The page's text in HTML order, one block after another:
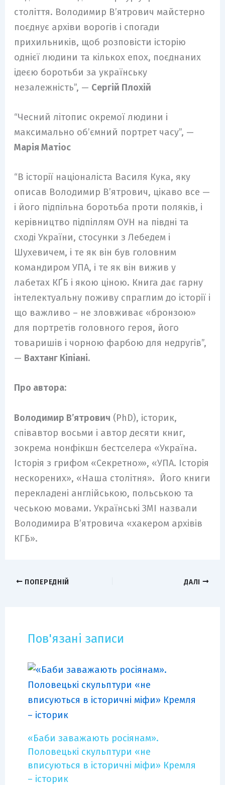
століття. Володимир В’ятрович майстерно
поєднує архіви ворогів і спогади
прихильників, щоб розповісти історію
однієї людини та кількох епох, поєднаних
ідеєю боротьби за українську
незалежність”, — Сергій Плохій
“Чесний літопис окремої людини і
максимально об’ємний портрет часу”, —
Марія Матіос
“В історії націоналіста Василя Кука, яку
описав Володимир В’ятрович, цікаво все —
і його підпільна боротьба проти поляків, і
керівництво підпіллям ОУН на півдні та
сході України, стосунки з Лебедем і
Шухевичем, і те як він був головним
командиром УПА, і те як він вижив у
лабетах КҐБ і якою ціною. Книга дає гарну
інтелектуальну поживу спраглим до історії і
що важливо – не зловживає «бронзою»
для портретів головного героя, його
товаришів і чорною фарбою для недругів”,
— Вахтанг Кіпіані.
Про автора:
Володимир В’ятрович (PhD), історик,
співавтор восьми і автор десяти книг,
зокрема нонфікшн бестселера «Україна.
Історія з грифом «Секретно»», «УПА. Історія
нескорених», «Наша столітня». Його книги
перекладені англійською, польською та
чеською мовами. Українські ЗМІ назвали
Володимира В’ятровича «хакером архівів
КГБ».
ПОПЕРЕДНІЙ ДАЛІ
Пов'язані записи
«Баби заважають росіянам».
Половецькі скульптури «не
вписуються в історичні міфи» Кремля
– історик